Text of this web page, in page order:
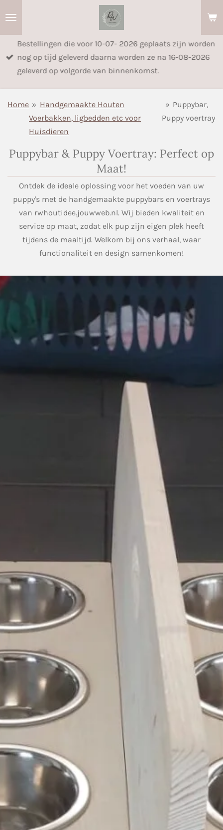
Bestellingen die voor 10-07- 2026 geplaats zijn worden
nog op tijd geleverd daarna worden ze na 16-08-2026
geleverd op volgorde van binnenkomst.
Home » Handgemaakte Houten
Voerbakken, ligbedden etc voor
Huisdieren
» Puppybar,
Puppy voertray
Puppybar & Puppy Voertray: Perfect op
Maat!
Ontdek de ideale oplossing voor het voeden van uw
puppy's met de handgemaakte puppybars en voertrays
van rwhoutidee.jouwweb.nl. Wij bieden kwaliteit en
service op maat, zodat elk pup zijn eigen plek heeft
tijdens de maaltijd. Welkom bij ons verhaal, waar
functionaliteit en design samenkomen!